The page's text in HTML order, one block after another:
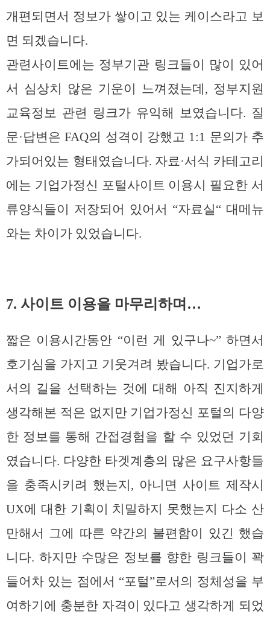
개편되면서 정보가 쌓이고 있는 케이스라고 보
면 되겠습니다.
관련사이트에는 정부기관 링크들이 많이 있어
서 심상치 않은 기운이 느껴졌는데, 정부지원
교육정보 관련 링크가 유익해 보였습니다. 질
문·답변은 FAQ의 성격이 강했고 1:1 문의가 추
가되어있는 형태였습니다. 자료·서식 카테고리
에는 기업가정신 포털사이트 이용시 필요한 서
류양식들이 저장되어 있어서 “자료실“ 대메뉴
와는 차이가 있었습니다.
7. 사이트 이용을 마무리하며…
짧은 이용시간동안 “이런 게 있구나~” 하면서
호기심을 가지고 기웃겨려 봤습니다. 기업가로
서의 길을 선택하는 것에 대해 아직 진지하게
생각해본 적은 없지만 기업가정신 포털의 다양
한 정보를 통해 간접경험을 할 수 있었던 기회
였습니다. 다양한 타겟계층의 많은 요구사항들
을 충족시키려 했는지, 아니면 사이트 제작시
UX에 대한 기획이 치밀하지 못했는지 다소 산
만해서 그에 따른 약간의 불편함이 있긴 했습
니다. 하지만 수많은 정보를 향한 링크들이 꽉
들어차 있는 점에서 “포털”로서의 정체성을 부
여하기에 충분한 자격이 있다고 생각하게 되었